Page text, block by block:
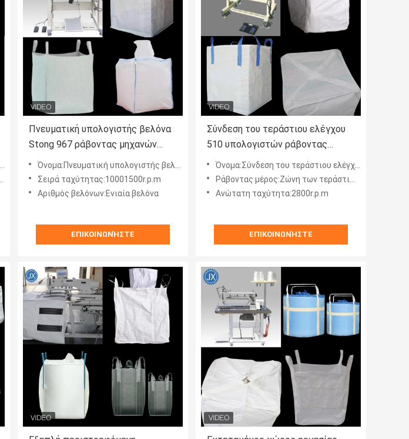
Πνευματική υπολογιστής βελόνα
Stong 967 ράβοντας μηχανών
τσαντών ελέγχου μαζική σταθερή
Όνομα:Πνευματική υπολογιστής βελόνα Stong 967 ράβοντας μηχανών τσαντών ελέγχου μαζική σταθερή
Σειρά ταχύτητας:10001500r.p.m
Αριθμός βελόνων:Ενιαία βελόνα
ΕΠΙΚΟΙΝΩΝΉΣΤΕ
Σύνδεση του τεράστιου ελέγχου
510 υπολογιστών ράβοντας
μηχανών τσαντών ζωνών πλήρως
αυτόματου
Όνομα:Σύνδεση του τεράστιου ελέγχου 510 υπολογιστών ράβοντας μηχανών τσαντών ζωνών πλήρως αυτόματου
Ράβοντας μέρος:Ζώνη των τεράστιων τσαντών
Ανώτατη ταχύτητα:2800r.p.m
ΕΠΙΚΟΙΝΩΝΉΣΤΕ